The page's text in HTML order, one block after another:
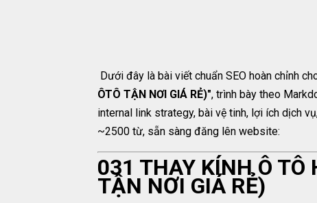
Dưới đây là bài viết chuẩn SEO hoàn chỉnh
ÔTÔ TẬN NƠI GIÁ RẺ)", trình bày theo
internal link strategy, bài vệ tinh, lợi ích dịch
~2500 từ, sẵn sàng đăng lên website:
031 THAY KÍNH Ô TÔ
TẬN NƠI GIÁ RẺ)